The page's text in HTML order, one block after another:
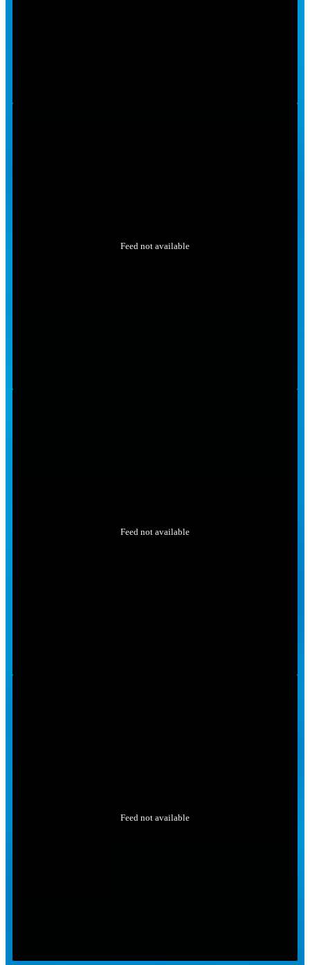
Feed not available
Feed not available
Feed not available